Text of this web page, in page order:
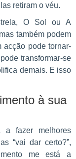
retiram o véu.
O Sol ou A
também podem
acção pode tornar-
transformar-se
demais. E isso
à sua
a fazer melhores
“vai dar certo?”,
me está a